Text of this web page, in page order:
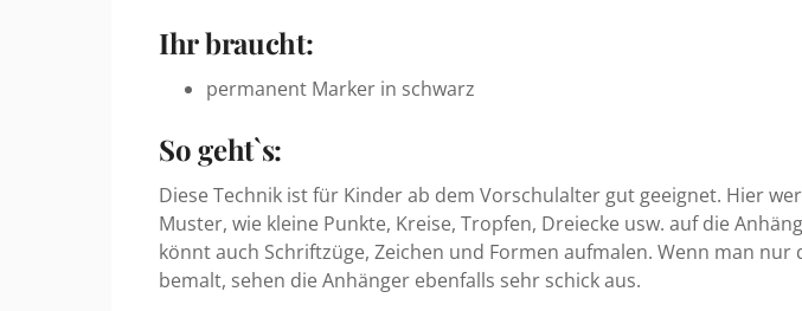
Ihr braucht:
permanent Marker in schwarz
So geht`s:
Diese Technik ist für Kinder ab dem Vorschulalter gut geeignet. Hier
Muster, wie kleine Punkte, Kreise, Tropfen, Dreiecke usw. auf die
könnt auch Schriftzüge, Zeichen und Formen aufmalen. Wenn man nur
bemalt, sehen die Anhänger ebenfalls sehr schick aus.